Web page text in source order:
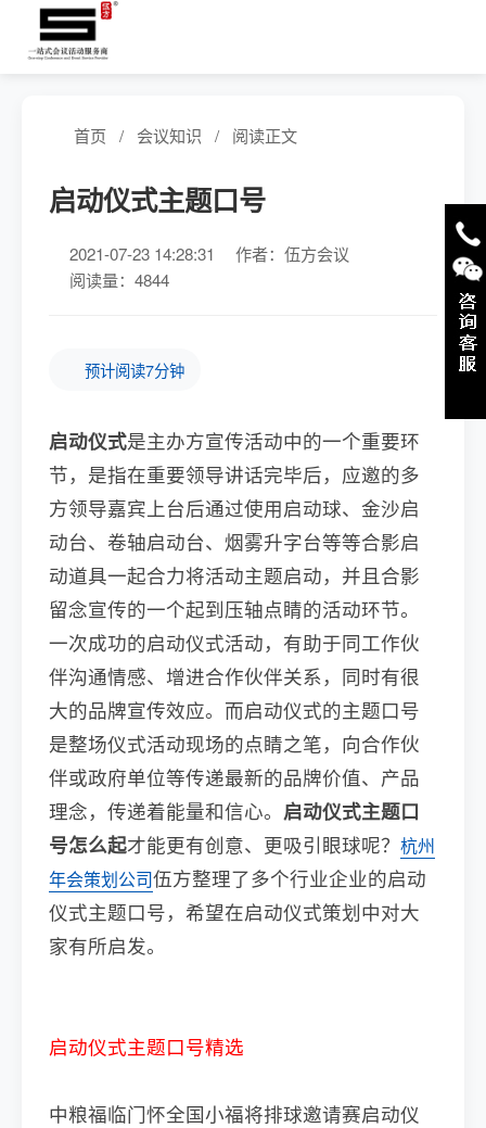
首页 / 会议知识 / 阅读正文
启动仪式主题口号
2021-07-23 14:28:31
作者：伍方会议
阅读量：4844
预计阅读7分钟
启动仪式是主办方宣传活动中的一个重要环
节，是指在重要领导讲话完毕后，应邀的多
方领导嘉宾上台后通过使用启动球、金沙启
动台、卷轴启动台、烟雾升字台等等合影启
动道具一起合力将活动主题启动，并且合影
留念宣传的一个起到压轴点睛的活动环节。
一次成功的启动仪式活动，有助于同工作伙
伴沟通情感、增进合作伙伴关系，同时有很
大的品牌宣传效应。而启动仪式的主题口号
是整场仪式活动现场的点睛之笔，向合作伙
伴或政府单位等传递最新的品牌价值、产品
理念，传递着能量和信心。 启动仪式主题口
号怎么起才能更有创意、更吸引眼球呢？ 杭州
年会策划公司伍方整理了多个行业企业的启动
仪式主题口号，希望在启动仪式策划中对大
家有所启发。
启动仪式主题口号精选
中粮福临门怀全国小福将排球邀请赛启动仪